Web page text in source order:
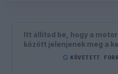
Itt állítsd be, hogy a
között jelenjenek meg a
G KÖVETETT